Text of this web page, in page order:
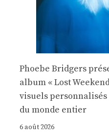
Phoebe Bridgers
album « Lost
visuels
du monde entier
6 août 2026